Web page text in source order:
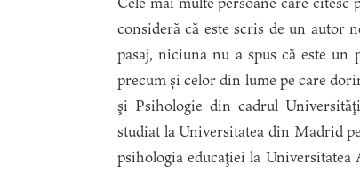
consideră că este scris de un autor
pasaj, niciuna nu a spus că este
precum și celor din lume pe care
şi Psiho­logie din cadrul
studiat la Universitatea din Madrid
psihologia educaţiei la